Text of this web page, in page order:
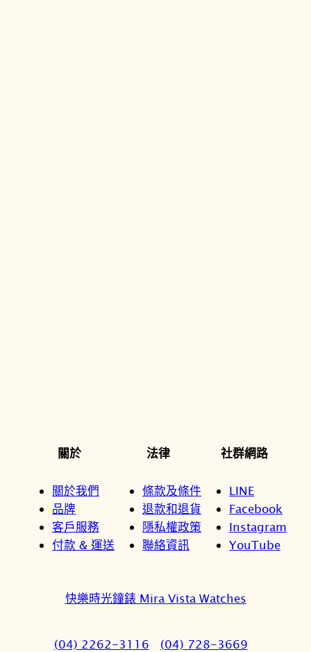
關於
關於我們
品牌
客戶服務
付款 & 運送
法律
條款及條件
退款和退貨
隱私權政策
聯絡資訊
社群網路
LINE
Facebook
Instagram
YouTube
快樂時光鐘錶 Mira Vista Watches
(04) 2262-3116 (04) 728-3669